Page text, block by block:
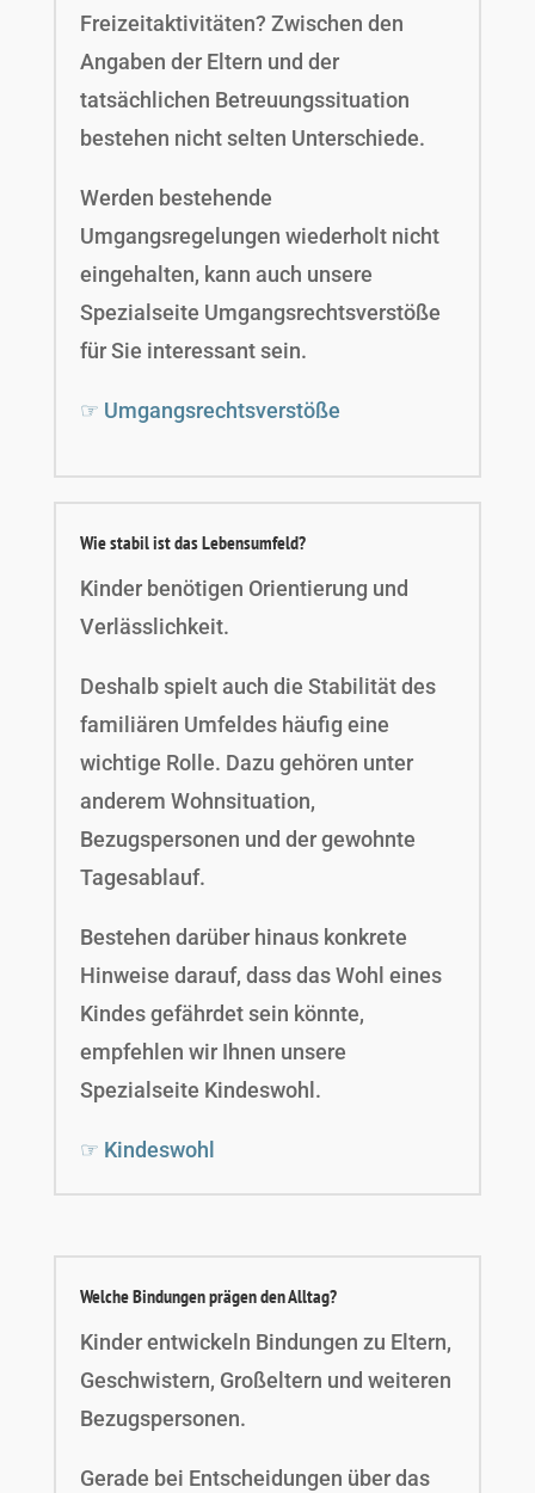
Freizeitaktivitäten? Zwischen den
Angaben der Eltern und der
tatsächlichen Betreuungssituation
bestehen nicht selten Unterschiede.
Werden bestehende
Umgangsregelungen wiederholt nicht
eingehalten, kann auch unsere
Spezialseite Umgangsrechtsverstöße
für Sie interessant sein.
☞ Umgangsrechtsverstöße
Wie stabil ist das Lebensumfeld?
Kinder benötigen Orientierung und
Verlässlichkeit.
Deshalb spielt auch die Stabilität des
familiären Umfeldes häufig eine
wichtige Rolle. Dazu gehören unter
anderem Wohnsituation,
Bezugspersonen und der gewohnte
Tagesablauf.
Bestehen darüber hinaus konkrete
Hinweise darauf, dass das Wohl eines
Kindes gefährdet sein könnte,
empfehlen wir Ihnen unsere
Spezialseite Kindeswohl.
☞ Kindeswohl
Welche Bindungen prägen den Alltag?
Kinder entwickeln Bindungen zu Eltern,
Geschwistern, Großeltern und weiteren
Bezugspersonen.
Gerade bei Entscheidungen über das